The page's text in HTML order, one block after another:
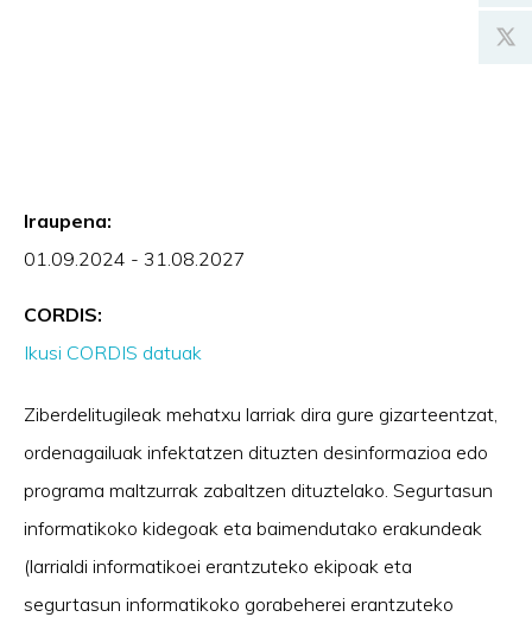
Iraupena:
01.09.2024 - 31.08.2027
CORDIS:
Ikusi CORDIS datuak
Ziberdelitugileak mehatxu larriak dira gure gizarteentzat,
ordenagailuak infektatzen dituzten desinformazioa edo
programa maltzurrak zabaltzen dituztelako. Segurtasun
informatikoko kidegoak eta baimendutako erakundeak
(larrialdi informatikoei erantzuteko ekipoak eta
segurtasun informatikoko gorabeherei erantzuteko